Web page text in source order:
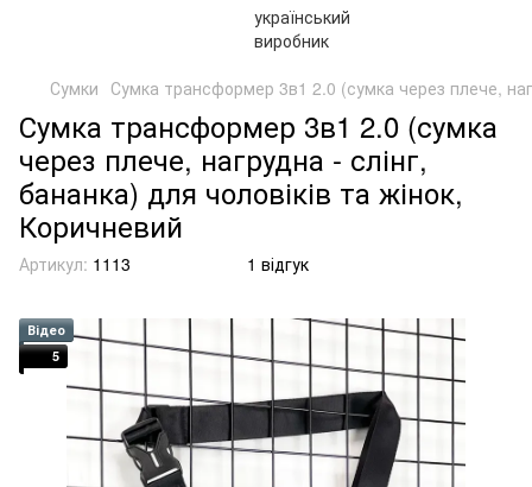
Сумки Сумка трансформер 3в1 2.0 (сумка через плече,
Сумка трансформер 3в1 2.0 (сумка
через плече, нагрудна - слінг,
бананка) для чоловіків та жінок,
Коричневий
Артикул: 1113 1 відгук
Відео
5